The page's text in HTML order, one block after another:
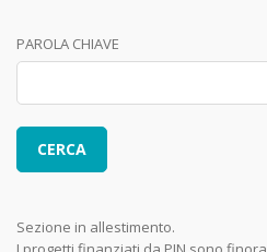
PAROLA CHIAVE
Sezione in allestimento.